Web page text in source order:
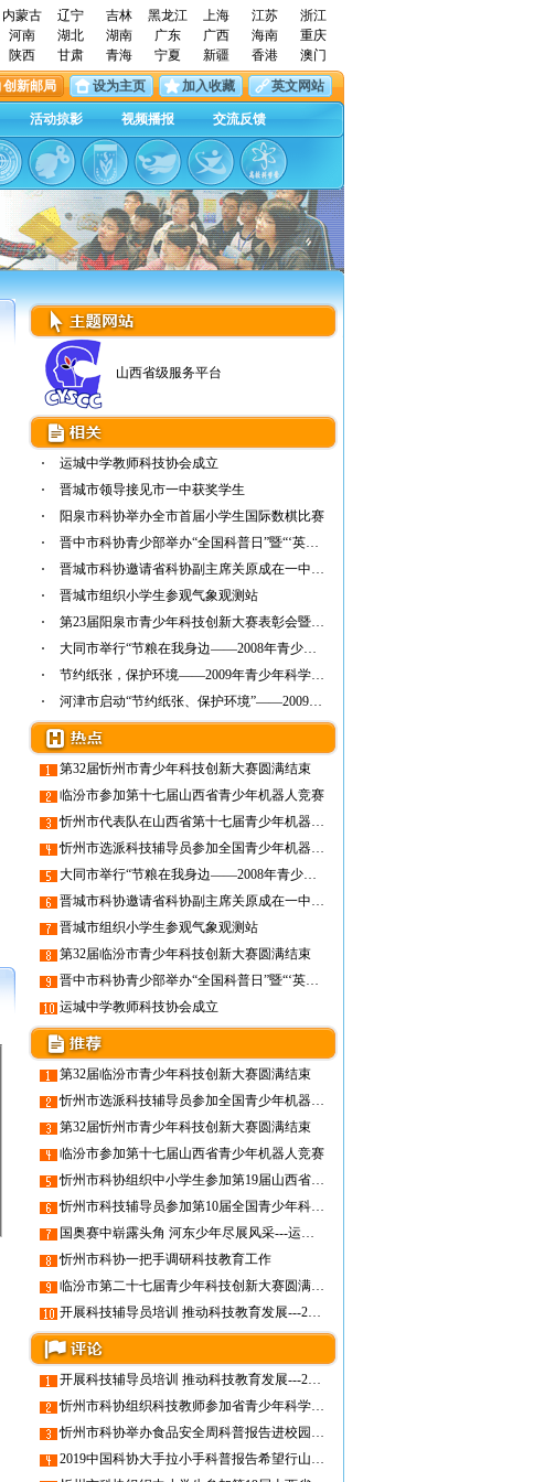
内蒙古 辽宁 吉林 黑龙江 上海 江苏
浙江
河南 湖北 湖南 广东 广西 海南
重庆
陕西 甘肃 青海 宁夏 新疆 香港
澳门
创新邮局 设为主页 加入收藏 英文网站
活动掠影 视频播报 交流反馈
山西省级服务平台
运城中学教师科技协会成立
晋城市领导接见市一中获奖学生
阳泉市科协举办全市首届小学生国际数棋比赛
晋中市科协青少部举办“全国科普日”暨“‘英…
晋城市科协邀请省科协副主席关原成在一中作青…
晋城市组织小学生参观气象观测站
第23届阳泉市青少年科技创新大赛表彰会暨青少…
大同市举行“节粮在我身边——2008年青少年科…
节约纸张，保护环境——2009年青少年科学调查…
河津市启动“节约纸张、保护环境”——2009年…
第32届忻州市青少年科技创新大赛圆满结束
临汾市参加第十七届山西省青少年机器人竞赛
忻州市代表队在山西省第十七届青少年机器人竞赛中再创佳绩
忻州市选派科技辅导员参加全国青少年机器人活动骨干教练员培训
大同市举行“节粮在我身边——2008年青少年科学调查体验活动”启动仪式
晋城市科协邀请省科协副主席关原成在一中作青少年科技创新教育讲座
晋城市组织小学生参观气象观测站
第32届临汾市青少年科技创新大赛圆满结束
晋中市科协青少部举办“全国科普日”暨“‘英特尔求知计划项目年度主题’开放日”活动
运城中学教师科技协会成立
第32届临汾市青少年科技创新大赛圆满结束
忻州市选派科技辅导员参加全国青少年机器人活动骨干教练员培训
第32届忻州市青少年科技创新大赛圆满结束
临汾市参加第十七届山西省青少年机器人竞赛
忻州市科协组织中小学生参加第19届山西省青少年机器人竞赛
忻州市科技辅导员参加第10届全国青少年科学影像节骨干教师交流活动
国奥赛中崭露头角 河东少年尽展风采---运城市青少年在2017国奥中国区选拔赛中喜获佳绩
忻州市科协一把手调研科技教育工作
临汾市第二十七届青少年科技创新大赛圆满结束
开展科技辅导员培训 推动科技教育发展---2020年晋中市青少年科技教育活动组织工作者与骨干科技教师培训班成功举办
开展科技辅导员培训 推动科技教育发展---2020年晋中市青少年科技教育活动组织工作者与骨干科技教师培训班成功举办
忻州市科协组织科技教师参加省青少年科学调查体验活动骨干教师培训
忻州市科协举办食品安全周科普报告进校园活动
2019中国科协大手拉小手科普报告希望行山西巡讲活动在晋中市圆满开展